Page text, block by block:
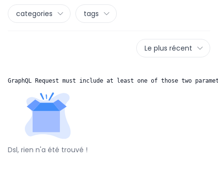
categories tags
Le plus récent
GraphQL Request must include at least one of those two
Dsl, rien n'a été trouvé !